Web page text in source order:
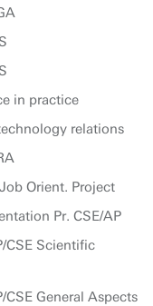
in practice
relations
Orient. Project
Pr. CSE/AP
CSE Scientific
General Aspects